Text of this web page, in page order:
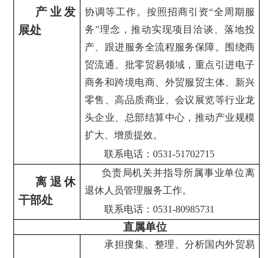
产业发
展处
协调等工作。按照招商引资“全周期服
务”理念，推动实现项目洽谈、落地投
产、跟进服务全流程服务保障。围绕商
贸流通、批零贸易领域，重点引进电子
商务和跨境电商、外贸服贸主体、新兴
零售、高品质商业、会议展览等行业龙
头企业、总部结算中心，推动产业规模
扩大、增质提效。
联系电话：0531-51702715
离退休
干部处
负责局机关并指导所属事业单位离
退休人员管理服务工作。
联系电话：0531-80985731
直属单位
承担搜集、整理、分析国内外贸易